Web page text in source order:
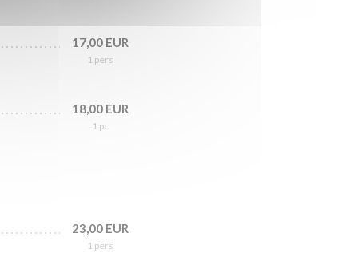
17,00 EUR
1 pers
18,00 EUR
1 pc
23,00 EUR
1 pers